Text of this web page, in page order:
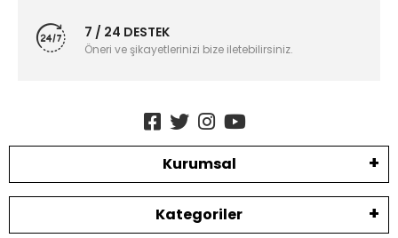
7 / 24 DESTEK
Öneri ve şikayetlerinizi bize iletebilirsiniz.
Kurumsal
Kategoriler